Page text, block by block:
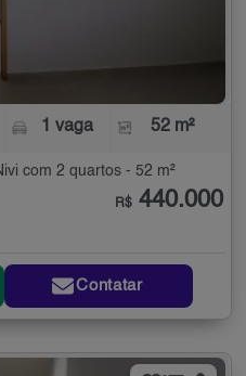
1 vaga 52 m²
com 2 quartos - 52 m²
R$ 440.000
Contatar